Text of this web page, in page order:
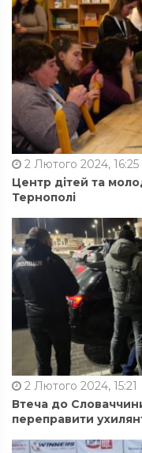
2 Лютого 2024, 16:25
Центр дітей та
Тернополі
2 Лютого 2024, 15:21
Втеча до
переправити